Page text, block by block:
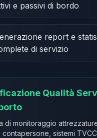
e passivi di bordo
report e
di servizio
Qualità
di monitoraggio
contapersone, sistemi